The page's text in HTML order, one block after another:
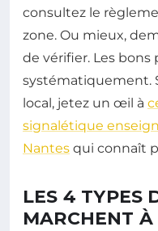
consultez le
zone. Ou mieux,
de vérifier. Les bons
systématiquement.
local, jetez un œil à
signalétique
Nantes qui connaît
LES 4 TYPES
MARCHENT